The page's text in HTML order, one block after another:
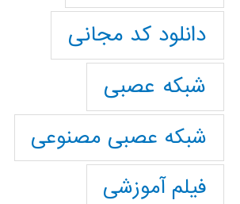
دانلود کد مجانی
شبکه عصبی
شبکه عصبی مصنوعی
فیلم آموزشی